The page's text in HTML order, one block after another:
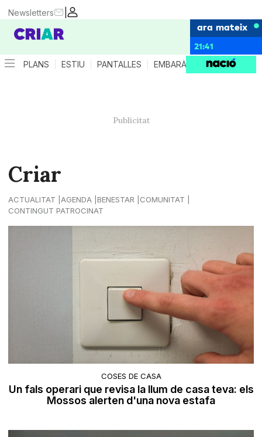
|
Newsletters
ara mateix
21:41
PLANS ESTIU PANTALLES EMBARÀS CRIANÇA
Criar
ACTUALITAT AGENDA BENESTAR
COMUNITAT
CONTINGUT PATROCINAT
COSES DE CASA
Un fals operari que revisa la llum de casa teva: els
Mossos alerten d'una nova estafa